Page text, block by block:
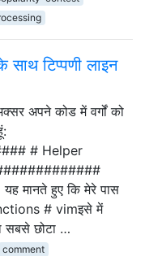
साथ टिप्पणी लाइन
अपने कोड में वर्गों को
# Helper
मानते हुए कि मेरे पास
# vimइसे में
सबसे छोटा …
comment